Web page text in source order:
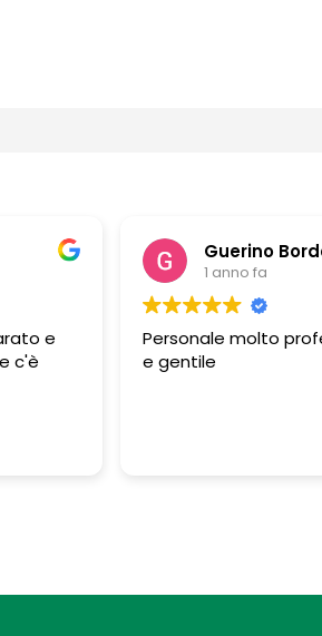
Guerino Borda
molto professionale